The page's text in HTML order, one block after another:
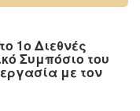
1ο Διεθνές
Συμπόσιο του
με τον